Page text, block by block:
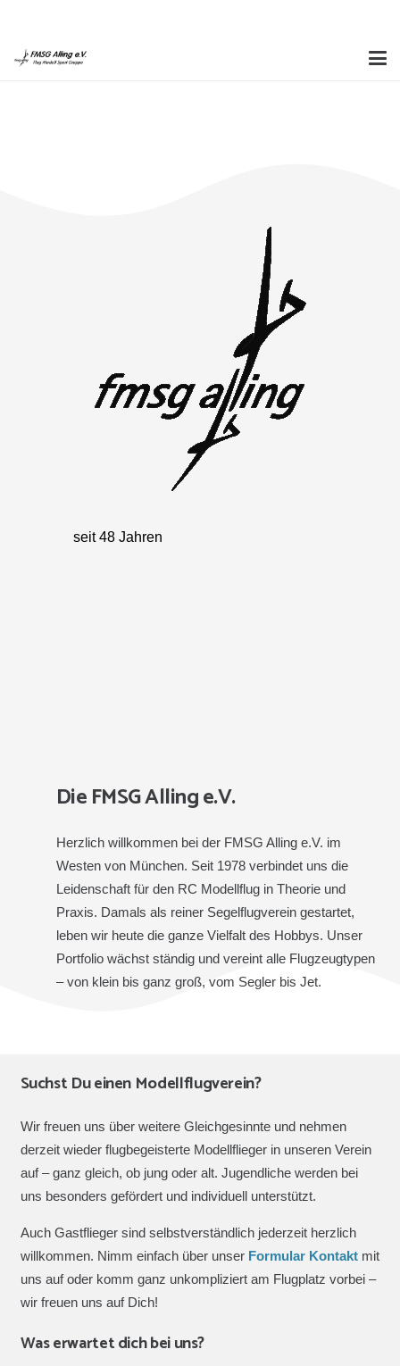
Die FMSG Alling e.V.
Herzlich willkommen bei der FMSG Alling e.V. im
Westen von München. Seit 1978 verbindet uns die
Leidenschaft für den RC Modellflug in Theorie und
Praxis. Damals als reiner Segelflugverein gestartet,
leben wir heute die ganze Vielfalt des Hobbys. Unser
Portfolio wächst ständig und vereint alle Flugzeugtypen
– von klein bis ganz groß, vom Segler bis Jet.
Suchst Du einen Modellflugverein?
Wir freuen uns über weitere Gleichgesinnte und nehmen
derzeit wieder flugbegeisterte Modellflieger in unseren Verein
auf – ganz gleich, ob jung oder alt. Jugendliche werden bei
uns besonders gefördert und individuell unterstützt.
Auch Gastflieger sind selbstverständlich jederzeit herzlich
willkommen. Nimm einfach über unser Formular Kontaktmit
uns auf oder komm ganz unkompliziert am Flugplatz vorbei –
wir freuen uns auf Dich!
Was erwartet dich bei uns?